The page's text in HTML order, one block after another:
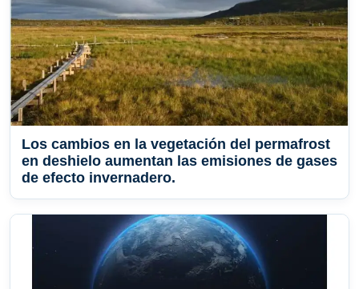
Los cambios en la vegetación del permafrost
en deshielo aumentan las emisiones de gases
de efecto invernadero.